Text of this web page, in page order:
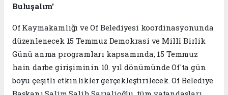
Buluşalım'
Of Kaymakamlığı ve Of Belediyesi koordinasyonunda
düzenlenecek 15 Temmuz Demokrasi ve Millî Birlik
Günü anma programları kapsamında, 15 Temmuz
hain darbe girişiminin 10. yıl dönümünde Of'ta gün
boyu çeşitli etkinlikler gerçekleştirilecek. Of Belediye